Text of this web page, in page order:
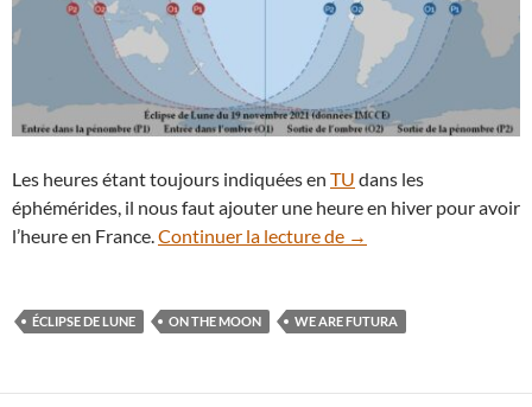
Les heures étant toujours indiquées en TU dans les
éphémérides, il nous faut ajouter une heure en hiver pour avoir
l’heure en France.Continuer la lecture de Éclipse de Lune du
→
ÉCLIPSE DE LUNE ON THE MOON WE ARE FUTURA